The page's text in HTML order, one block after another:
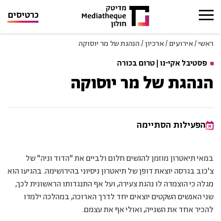
כרטיסים
ראשי/אירועים/ארכיון/הנהגת של מר יוסוקה
פסטיבל אקי-נו | טרום בכורה
הנהגת של מר יוסוקה
הפעילות הסתיימה
במאי תיאטרון מוזמן להגשים חלום ולביים את "הדוד וניה" של
צ'כוב בגרסה יוצאת דופן של תיאטרון ניסיוני בהירושימה. בהגיעו הוא
מגלה כי הוצמדה לו נהגת צעירה, ועל אף התנגדותו הראשונית לכך,
שני האנשים השקטים יוצאים יחד לדרך הארוכה, במהלכה ילמדו
להכיר אחד את השנייה, ואולי אף את עצמם.